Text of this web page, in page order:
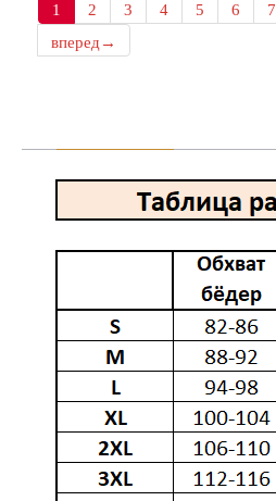
1 2 3 4 5 6 7
вперед→